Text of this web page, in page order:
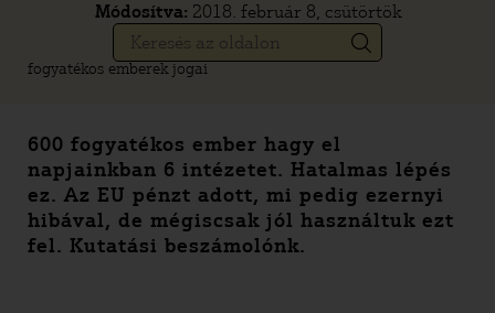
Módosítva: 2018. február 8, csütörtök
fogyatékos emberek jogai
600 fogyatékos ember hagy el
napjainkban 6 intézetet. Hatalmas lépés
ez. Az EU pénzt adott, mi pedig ezernyi
hibával, de mégiscsak jól használtuk ezt
fel. Kutatási beszámolónk.